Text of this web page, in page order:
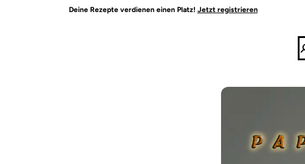
Deine Rezepte verdienen einen Platz! Jetzt registrieren